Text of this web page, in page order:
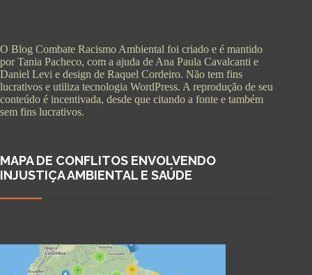
O Blog Combate Racismo Ambiental foi criado e é mantido
por Tania Pacheco, com a ajuda de Ana Paula Cavalcanti e
Daniel Levi e design de Raquel Cordeiro. Não tem fins
lucrativos e utiliza tecnologia WordPress. A reprodução de seu
conteúdo é incentivada, desde que citando a fonte e também
sem fins lucrativos.
MAPA DE CONFLITOS ENVOLVENDO
INJUSTIÇA AMBIENTAL E SAÚDE